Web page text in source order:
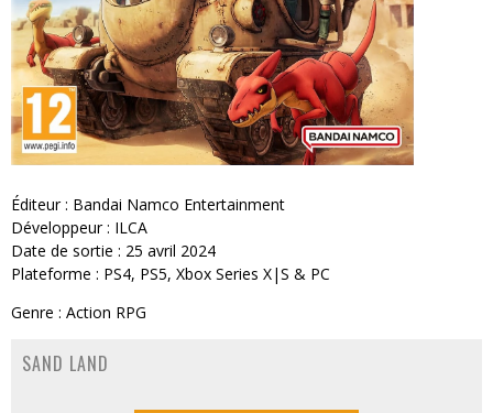
Éditeur : Bandai Namco Entertainment
Développeur : ILCA
Date de sortie : 25 avril 2024
Plateforme : PS4, PS5, Xbox Series X|S & PC
Genre : Action RPG
SAND LAND